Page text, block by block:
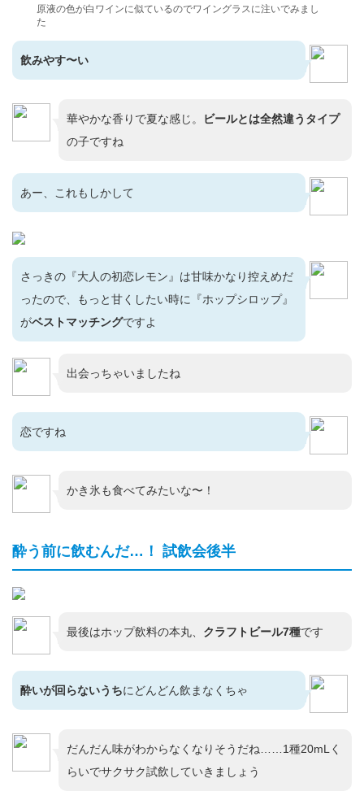
原液の色が白ワインに似ているのでワイングラスに注いでみまし
た
飲みやす〜い
華やかな香りで夏な感じ。
ビールとは全然違うタイプ
の子ですね
あー、これもしかして
さっきの『大人の初恋レモン』は甘味かなり控えめだ
ったので、もっと甘くしたい時に『ホップシロップ』
がベストマッチングですよ
出会っちゃいましたね
恋ですね
かき氷も食べてみたいな〜！
酔う前に飲むんだ…！ 試飲会後半
最後はホップ飲料の本丸、 クラフトビール7種です
酔いが回らないうちにどんどん飲まなくちゃ
だんだん味がわからなくなりそうだね……1種20mLく
らいでサクサク試飲していきましょう